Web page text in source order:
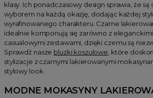
klasy. Ich ponadczasowy design sprawia, że są
wyborem na każdą okazję, dodając każdej
wyrafinowanego charakteru. Czarne
idealnie komponują się zarówno z
casualowymi zestawami, dzięki czemu są
Sprawdź nasze bluzki koszulowe , które
stylizacje z czarnymi lakierowanymi
stylowy look.
MODNE MOKASYNY